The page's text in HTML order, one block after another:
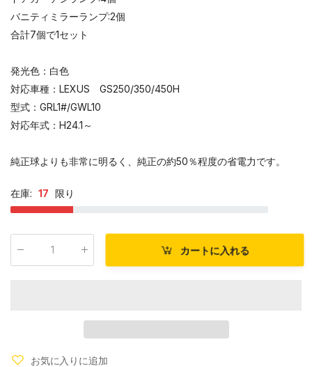
バニティミラーランプ:2個
合計7個で1セット
発光色：白色
対応車種：LEXUS GS250/350/450H
型式：GRL1#/GWL10
対応年式：H24.1～
純正球よりも非常に明るく、純正の約50％程度の省電力です。
在庫: 17 限り
カートに入れる
お気に入りに追加